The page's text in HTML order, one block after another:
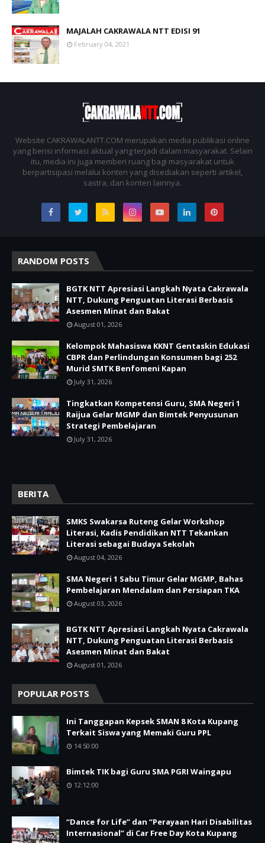
MAJALAH CAKRAWALA NTT EDISI 91
February 04, 2021
Website CAKRAWALANTT.COM merupakan media publikasi online
yang berisi informasi aktual yang terjadi dalam masyarakat. Selain
itu, media ini juga memberi ruang bagi masyarakat untuk
berpartisipasi melalui konten yang disediakan seperti artikel,
sastra, dan konten lainnya.
RANDOM POSTS
BGTK NTT Apresiasi Langkah Nyata Cakrawala
NTT, Dukung Penguatan Literasi Berbasis
Asesmen Minat dan Bakat
August 01, 2026
Kelompok Mahasiswa KKNT Gentaskin Edukasi
CBPR dan Perlindungan Konsumen bagi 252
Murid SMTK Benfomeni Kapan
July 31, 2026
Tingkatkan Kompetensi Guru, SMA Negeri 1
Raijua Gelar MGMP dan Bimtek Penyusunan
Strategi Pembelajaran
July 31, 2026
BERITA
SMKS Swakarsa Ruteng Gelar Workshop
Literasi, Kadis Pendidikan NTT Tekankan
Literasi sebagai Budaya Sekolah
August 04, 2026
SMA Negeri 1 Sabu Timur Gelar MGMP, Bahas
Pembelajaran Mendalam dan Persiapan TKA
August 03, 2026
BGTK NTT Apresiasi Langkah Nyata Cakrawala
NTT, Dukung Penguatan Literasi Berbasis
Asesmen Minat dan Bakat
August 01, 2026
POPULAR POSTS
Ini Tanggapan Kepsek SMAN 8 Kota Kupang
Terkait Siswa yang Memaki Guru PPL
14:50:00
Bimtek TIK bagi Guru SMA PGRI Waingapu
12:12:00
“Dance for Life” dan “Perayaan Hari Disabilitas
Internasional” di Car Free Day Kota Kupang